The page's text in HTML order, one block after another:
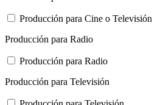
Producción para Cine o Televisión
Producción para Radio
Producción para Radio
Producción para Televisión